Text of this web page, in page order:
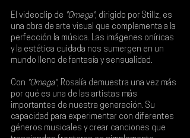
El videoclip de "Omega", dirigido por Stillz, es
una obra de arte visual que complementa a la
perfección la música. Las imágenes oníricas
y la estética cuidada nos sumergen en un
mundo lleno de fantasía y sensualidad.
Con "Omega", Rosalía demuestra una vez más
por qué es una de las artistas más
importantes de nuestra generación. Su
capacidad para experimentar con diferentes
géneros musicales y crear canciones que